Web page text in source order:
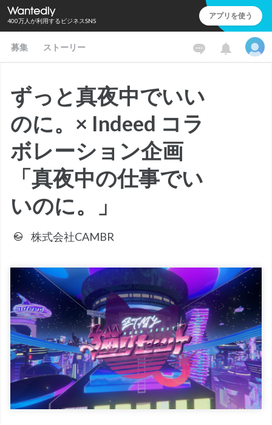
400万人が利用するビジネスSNS アプリを使う
募集 ストーリー
ずっと真夜中でいい
のに。× Indeed コラ
ボレーション企画
「真夜中の仕事でい
いのに。」
株式会社CAMBR